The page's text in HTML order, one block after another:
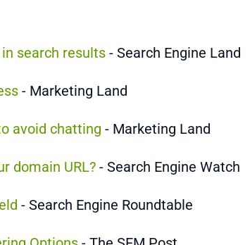
search results - Search Engine Land
- Marketing Land
avoid chatting - Marketing Land
domain URL? - Search Engine Watch
- Search Engine Roundtable